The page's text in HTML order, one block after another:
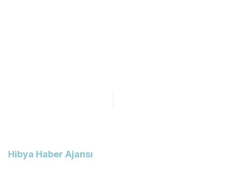
Hibya Haber Ajansı